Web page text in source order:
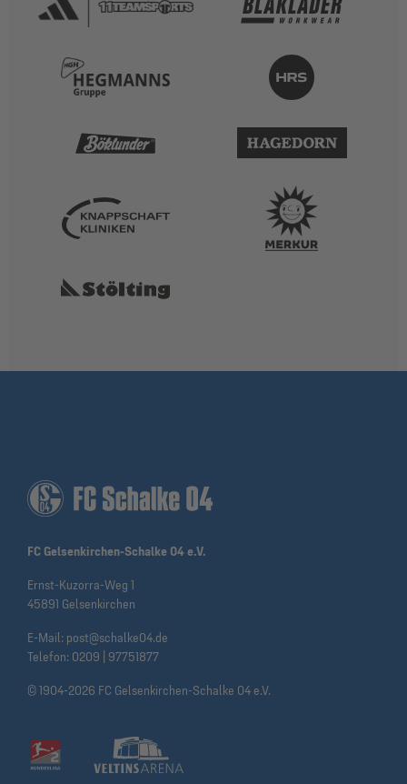
FC Gelsenkirchen-Schalke 04 e.V.
Ernst-Kuzorra-Weg 1
45891 Gelsenkirchen
E-Mail: post@schalke04.de
Telefon: 0209 | 97751877
© 1904-2026 FC Gelsenkirchen-Schalke 04 e.V.